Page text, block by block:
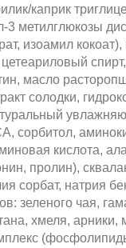
каприк
3 метилглюкозы
изоамил кокоат),
масло
солодки,
сорбитол,
кислота,
пролин),
сорбат, натрия
зеленого чая,
хмеля,